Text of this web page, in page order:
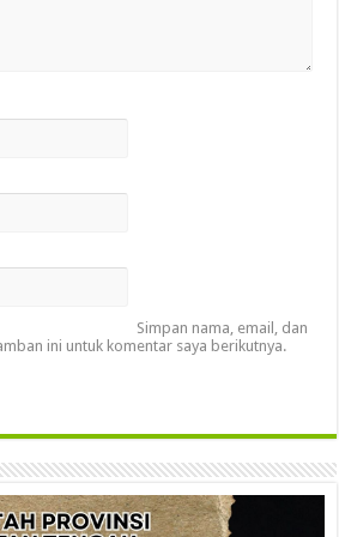
Simpan nama, email, dan
ini untuk komentar saya berikutnya.